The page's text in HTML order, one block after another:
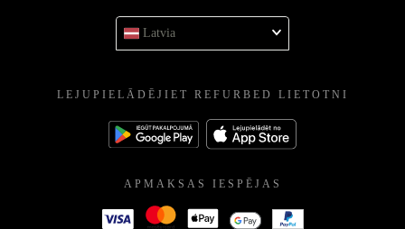
Latvia
LEJUPIELĀDĒJIET REFURBED LIETOTNI
APMAKSAS IESPĒJAS